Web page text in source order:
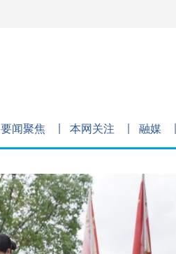
要闻聚焦 本网关注 融媒